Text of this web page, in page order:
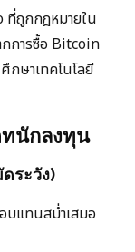
ถูกกฎหมายใน
กการซื้อ Bitcoin
ษาเทคโนโลยี
นักลงทุน
ระวัง)
บแทนสม่ำเสมอ